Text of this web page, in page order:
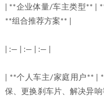
| **企业体量/车主类型** |
**组合推荐方案** |
| :— | :— | :— |
| **个人车主/家庭用户** |
保、更换刹车片、解决异